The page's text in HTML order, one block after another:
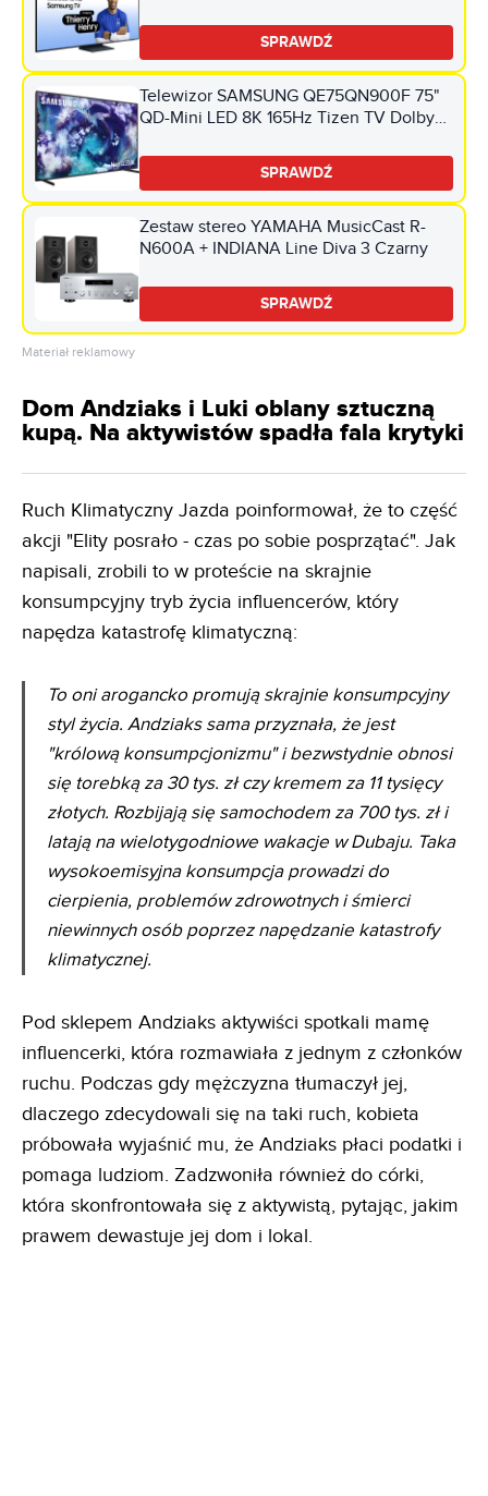
SPRAWDŹ
Telewizor SAMSUNG QE75QN900F 75"
QD-Mini LED 8K 165Hz Tizen TV Dolby
SPRAWDŹ
Zestaw stereo YAMAHA MusicCast R-
N600A + INDIANA Line Diva 3 Czarny
SPRAWDŹ
Materiał reklamowy
Dom Andziaks i Luki oblany sztuczną
kupą. Na aktywistów spadła fala krytyki
Ruch Klimatyczny Jazda poinformował, że to część
akcji "Elity posrało - czas po sobie posprzątać". Jak
napisali, zrobili to w proteście na skrajnie
konsumpcyjny tryb życia influencerów, który
napędza katastrofę klimatyczną:
To oni arogancko promują skrajnie konsumpcyjny
styl życia. Andziaks sama przyznała, że jest
"królową konsumpcjonizmu" i bezwstydnie obnosi
się torebką za 30 tys. zł czy kremem za 11 tysięcy
złotych. Rozbijają się samochodem za 700 tys. zł i
latają na wielotygodniowe wakacje w Dubaju. Taka
wysokoemisyjna konsumpcja prowadzi do
cierpienia, problemów zdrowotnych i śmierci
niewinnych osób poprzez napędzanie katastrofy
klimatycznej.
Pod sklepem Andziaks aktywiści spotkali mamę
influencerki, która rozmawiała z jednym z członków
ruchu. Podczas gdy mężczyzna tłumaczył jej,
dlaczego zdecydowali się na taki ruch, kobieta
próbowała wyjaśnić mu, że Andziaks płaci podatki i
pomaga ludziom. Zadzwoniła również do córki,
która skonfrontowała się z aktywistą, pytając, jakim
prawem dewastuje jej dom i lokal.